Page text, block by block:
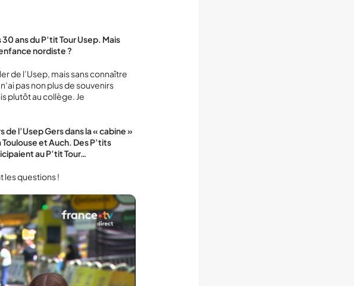
ans du P’tit Tour Usep. Mais
nordiste ?
de l’Usep, mais sans connaître
pas non plus de souvenirs
plutôt au collège. Je
l’Usep Gers dans la « cabine »
et Auch. Des P’tits
au P’tit Tour…
les questions !